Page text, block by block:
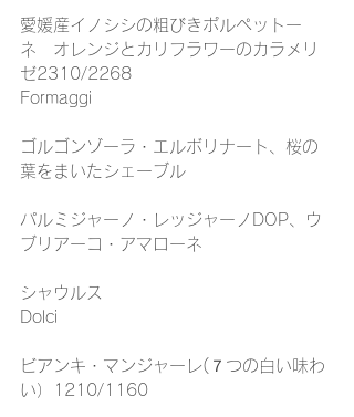
愛媛産イノシシの粗びきポルペットー
ネ　オレンジとカリフラワーのカラメリ
ゼ2310/2268
Formaggi
ゴルゴンゾーラ・エルボリナート、桜の
葉をまいたシェーブル
パルミジャーノ・レッジャーノDOP、ウ
ブリアーコ・アマローネ
シャウルス
Dolci
ビアンキ・マンジャーレ(７つの白い味わ
い）1210/1160